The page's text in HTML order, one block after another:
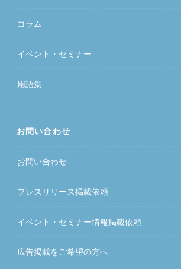
コラム
イベント・セミナー
用語集
お問い合わせ
お問い合わせ
プレスリリース掲載依頼
イベント・セミナー情報掲載依頼
広告掲載をご希望の方へ